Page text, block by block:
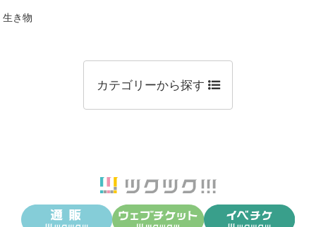
生き物
カテゴリーから探す